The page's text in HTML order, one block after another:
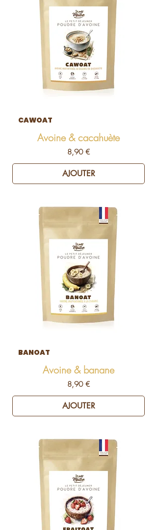
CAWOAT
Avoine & cacahuète
Prix
8,90 €
AJOUTER
BANOAT
Avoine & banane
Prix
8,90 €
AJOUTER